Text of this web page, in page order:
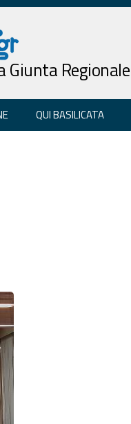
Giunta Regionale
QUI BASILICATA